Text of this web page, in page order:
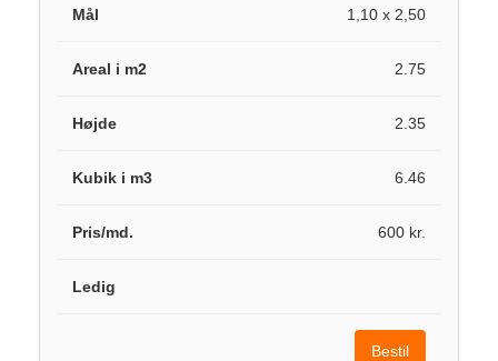
1,10 x 2,50
2.75
2.35
6.46
600 kr.
Bestil